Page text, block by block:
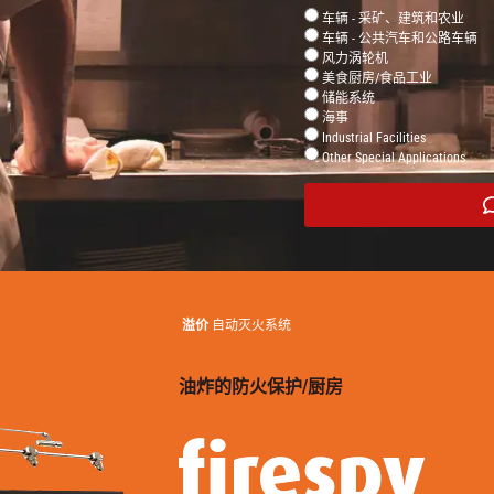
车辆 - 采矿、建筑和农业
车辆 - 公共汽车和公路车辆
风力涡轮机
美食厨房/食品工业
储能系统
海事
Industrial Facilities
Other Special Applications
溢价 自动灭火系统
油炸的防火保护/厨房